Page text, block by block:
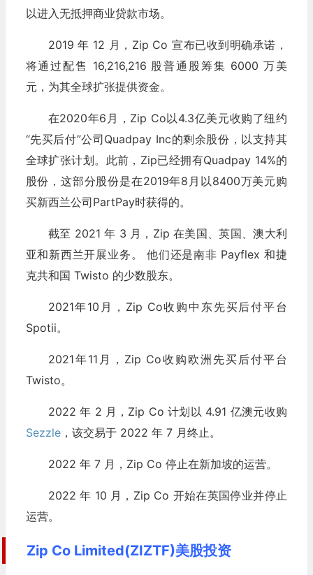
以进入无抵押商业贷款市场。
2019 年 12 月，Zip Co 宣布已收到明确承诺，
将通过配售 16,216,216 股普通股筹集 6000 万美
元，为其全球扩张提供资金。
在2020年6月，Zip Co以4.3亿美元收购了纽约
“先买后付”公司Quadpay Inc的剩余股份，以支持其
全球扩张计划。此前，Zip已经拥有Quadpay 14%的
股份，这部分股份是在2019年8月以8400万美元购
买新西兰公司PartPay时获得的。
截至 2021 年 3 月，Zip 在美国、英国、澳大利
亚和新西兰开展业务。 他们还是南非 Payflex 和捷
克共和国 Twisto 的少数股东。
2021年10月，Zip Co收购中东先买后付平台
Spotii。
2021年11月，Zip Co收购欧洲先买后付平台
Twisto。
2022 年 2 月，Zip Co 计划以 4.91 亿澳元收购
Sezzle，该交易于 2022 年 7 月终止。
2022 年 7 月，Zip Co 停止在新加坡的运营。
2022 年 10 月，Zip Co 开始在英国停业并停止
运营。
Zip Co Limited(ZIZTF)美股投资